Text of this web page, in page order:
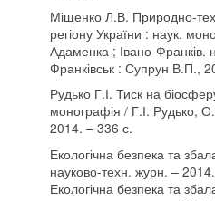
Міщенко Л.В. Природно-
регіону України : наук.
Адаменка ; Івано-Франків.
Франківськ : Супрун В.П.,
Рудько Г.І. Тиск на
монографія / Г.І. Рудько,
2014. – 336 с.
Екологічна безпека та
науково-техн. журн. –
Екологічна безпека та